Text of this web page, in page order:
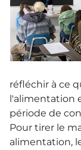
réfléchir à ce
l'alimentation
période de
Pour tirer le
alimentation,